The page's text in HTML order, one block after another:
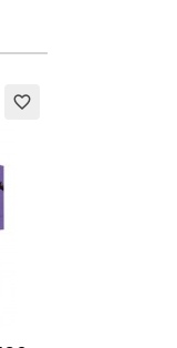
favorite_border